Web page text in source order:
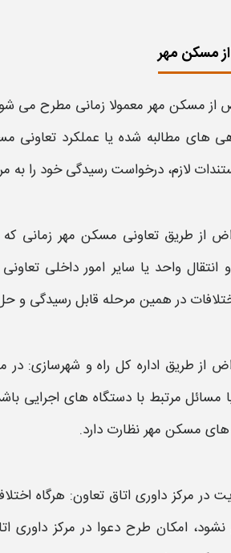
مسکن مهر
از مسکن مهر معمولا زمانی مطرح می‌
های مطالبه‌ شده یا عملکرد تعاونی
لازم، درخواست رسیدگی خود را به
از طریق تعاونی مسکن مهر زمانی
انتقال واحد یا سایر امور داخلی تعاونی
در همین مرحله قابل رسیدگی
از طریق اداره کل راه و شهرسازی: در
مسائل مرتبط با دستگاه های اجرایی
مسکن مهرنظارت دارد.
در مرکز داوری اتاق تعاون: هرگاه
امکان طرح دعوا در مرکز داوری